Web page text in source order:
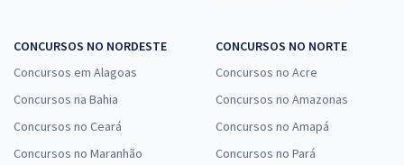
CONCURSOS NO NORDESTE
Concursos em Alagoas
Concursos na Bahia
Concursos no Ceará
Concursos no Maranhão
CONCURSOS NO NORTE
Concursos no Acre
Concursos no Amazonas
Concursos no Amapá
Concursos no Pará